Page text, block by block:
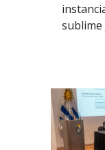
sublime